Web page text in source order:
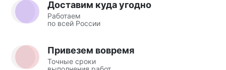
Доставим куда угодно
Работаем
по всей России
Привезем вовремя
Точные сроки